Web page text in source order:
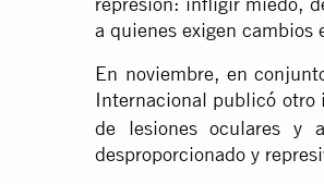
a quienes exigen cambios
En noviembre, en
Internacional publicó otro
de lesiones oculares y
desproporcionado y